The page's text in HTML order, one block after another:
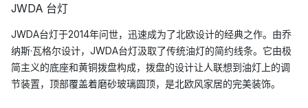
JWDA 台灯
JWDA台灯于2014年问世，迅速成为了北欧设计的经典之作。由乔
纳斯·瓦格尔设计，JWDA台灯汲取了传统油灯的简约线条。它由极
简主义的底座和黄铜拨盘构成，拨盘的设计让人联想到油灯上的调
节装置，顶部覆盖着磨砂玻璃圆顶，是北欧风家居的完美装饰。